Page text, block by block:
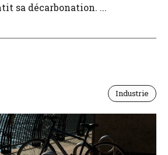
sa décarbonation. ...
Industrie